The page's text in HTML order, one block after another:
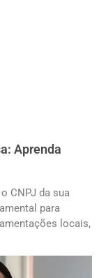
Aprenda
CNPJ da sua
para
locais,